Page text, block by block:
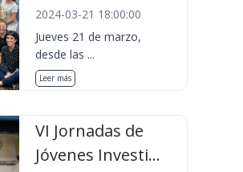
2024-03-21 18:00:00
Jueves 21 de marzo,
desde las ...
Leer más
VI Jornadas de
Jóvenes Investi...